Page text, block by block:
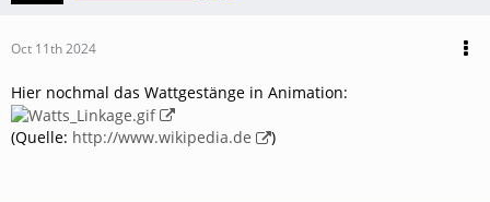
Oct 11th 2024
Hier nochmal das Wattgestänge in Animation:
(Quelle: http://www.wikipedia.de )